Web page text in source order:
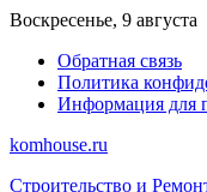
Перейти
содержимому
Воскресенье, 9 августа
Обратная связь
Политика
Информация для
komhouse.ru
Строительство и